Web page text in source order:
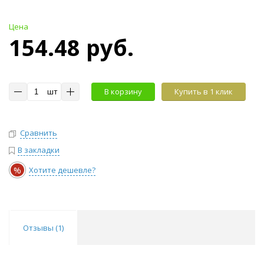
Цена
154.48 руб.
шт В корзину Купить в 1 клик
Сравнить
В закладки
% Хотите дешевле?
Отзывы (1)